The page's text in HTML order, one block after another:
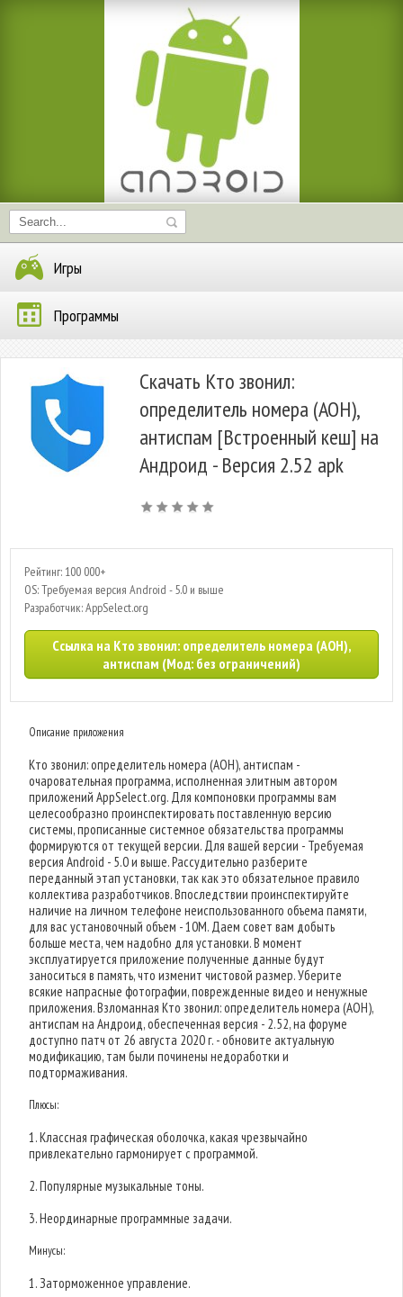
Игры
Программы
Скачать Кто звонил:
определитель номера (АОН),
антиспам [Встроенный кеш] на
Андроид - Версия 2.52 apk
Рейтинг: 100 000+
OS: Требуемая версия Android - 5.0 и выше
Разработчик: AppSelect.org
Ссылка на Кто звонил: определитель номера (АОН),
антиспам (Мод: без ограничений)
Описание приложения
Кто звонил: определитель номера (АОН), антиспам -
очаровательная программа, исполненная элитным автором
приложений AppSelect.org. Для компоновки программы вам
целесообразно проинспектировать поставленную версию
системы, прописанные системное обязательства программы
формируются от текущей версии. Для вашей версии - Требуемая
версия Android - 5.0 и выше. Рассудительно разберите
переданный этап установки, так как это обязательное правило
коллектива разработчиков. Впоследствии проинспектируйте
наличие на личном телефоне неиспользованного объема памяти,
для вас установочный объем - 10M. Даем совет вам добыть
больше места, чем надобно для установки. В момент
эксплуатируется приложение полученные данные будут
заноситься в память, что изменит чистовой размер. Уберите
всякие напрасные фотографии, поврежденные видео и ненужные
приложения. Взломанная Кто звонил: определитель номера (АОН),
антиспам на Андроид, обеспеченная версия - 2.52, на форуме
доступно патч от 26 августа 2020 г. - обновите актуальную
модификацию, там были починены недоработки и
подтормаживания.
Плюсы:
1. Классная графическая оболочка, какая чрезвычайно
привлекательно гармонирует с программой.
2. Популярные музыкальные тоны.
3. Неординарные программные задачи.
Минусы:
1. Заторможенное управление.